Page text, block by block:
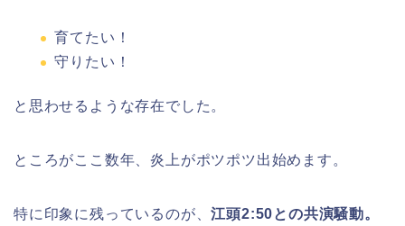
育てたい！
守りたい！
と思わせるような存在でした。
ところがここ数年、炎上がポツポツ出始めます。
特に印象に残っているのが、江頭2:50との共演騒動。